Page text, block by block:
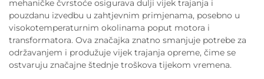
mehaničke čvrstoće osigurava dulji vijek trajanja i
pouzdanu izvedbu u zahtjevnim primjenama, posebno u
visokotemperaturnim okolinama poput motora i
transformatora. Ova značajka znatno smanjuje potrebe za
održavanjem i produžuje vijek trajanja opreme, čime se
ostvaruju značajne štednje troškova tijekom vremena.